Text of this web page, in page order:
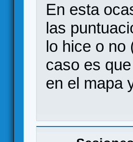
En esta
las
lo hice o no
caso es
en el mapa